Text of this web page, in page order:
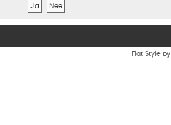
Flat Style by